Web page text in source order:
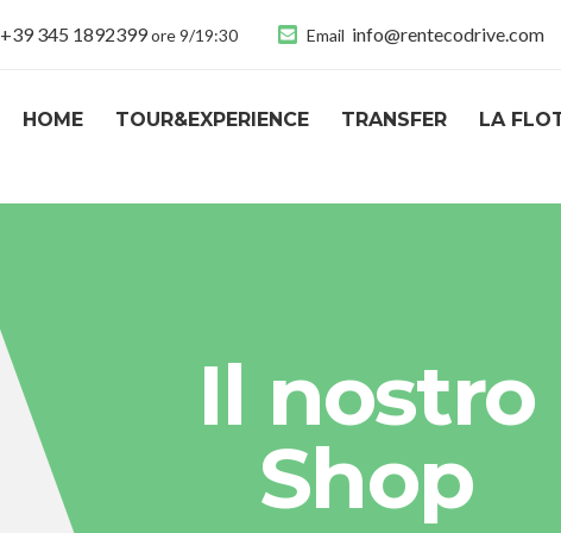
+39 345 1892399ore 9/19:30 Email info@rentecodrive.com
HOME TOUR&EXPERIENCE TRANSFER LA
Il nostro
Shop